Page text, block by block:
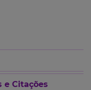
e Citações